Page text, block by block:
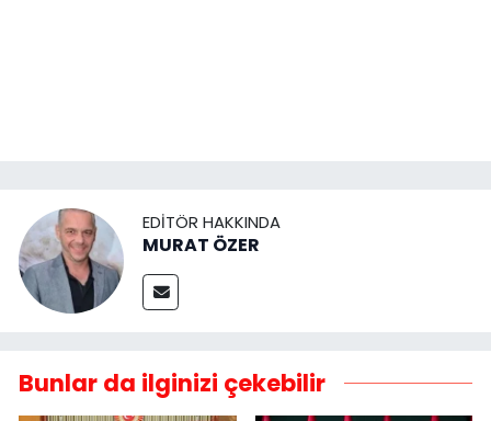
EDITÖR HAKKINDA
MURAT ÖZER
Bunlar da ilginizi çekebilir